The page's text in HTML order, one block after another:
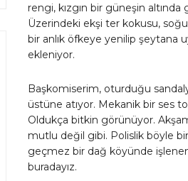
rengi, kızgın bir güneşin
Üzerindeki ekşi ter kokusu,
bir anlık öfkeye yenilip şeytana
ekleniyor.
Başkomiserim, oturduğu
üstüne atıyor. Mekanik bir ses
Oldukça bitkin görünüyor.
mutlu değil gibi. Polislik böyle
geçmez bir dağ köyünde
buradayız.